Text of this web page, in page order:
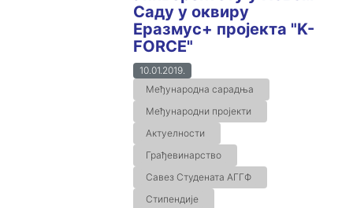
Саду у оквиру
Еразмус+ пројекта "K-
FORCE"
10.01.2019.
Међународна сарадња
Међународни пројекти
Актуелности
Грађевинарство
Савез Студената АГГФ
Стипендије